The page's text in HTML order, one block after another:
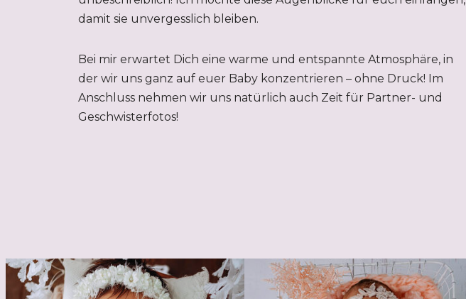
damit sie unvergesslich bleiben.
Bei mir erwartet Dich eine warme und entspannte Atmosphäre, in
der wir uns ganz auf euer Baby konzentrieren – ohne Druck! Im
Anschluss nehmen wir uns natürlich auch Zeit für Partner- und
Geschwisterfotos!